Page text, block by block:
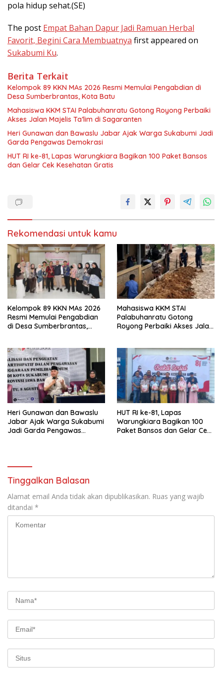
pola hidup sehat.(SE)
The post Empat Bahan Dapur Jadi Ramuan Herbal
Favorit, Begini Cara Membuatnya first appeared on
Sukabumi Ku.
Berita Terkait
Kelompok 89 KKN MAs 2026 Resmi Memulai Pengabdian di
Desa Sumberbrantas, Kota Batu
Mahasiswa KKM STAI Palabuhanratu Gotong Royong Perbaiki
Akses Jalan Majelis Ta’lim di Sagaranten
Heri Gunawan dan Bawaslu Jabar Ajak Warga Sukabumi Jadi
Garda Pengawas Demokrasi
HUT RI ke-81, Lapas Warungkiara Bagikan 100 Paket Bansos
dan Gelar Cek Kesehatan Gratis
Rekomendasi untuk kamu
Kelompok 89 KKN MAs 2026
Resmi Memulai Pengabdian
di Desa Sumberbrantas,
Mahasiswa KKM STAI
Palabuhanratu Gotong
Royong Perbaiki Akses Jalan
Heri Gunawan dan Bawaslu
Jabar Ajak Warga Sukabumi
Jadi Garda Pengawas
HUT RI ke-81, Lapas
Warungkiara Bagikan 100
Paket Bansos dan Gelar Cek
Tinggalkan Balasan
Alamat email Anda tidak akan dipublikasikan. Ruas yang wajib
ditandai *